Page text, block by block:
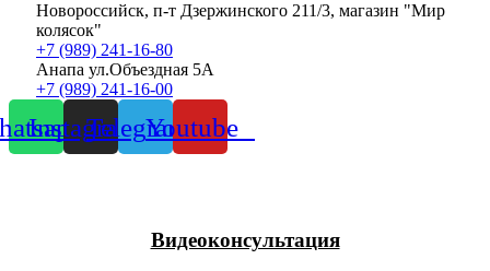
Новороссийск, п-т Дзержинского 211/3, магазин "Мир
колясок"
+7 (989) 241-16-80
Анапа ул.Объездная 5А
+7 (989) 241-16-00
InstagramTelegramYoutube
Видеоконсультация